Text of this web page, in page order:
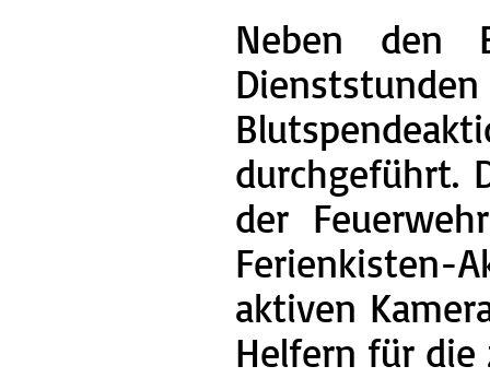
Neben den
durchgeführt.
der
Ferienkisten-
aktiven
Helfern für die